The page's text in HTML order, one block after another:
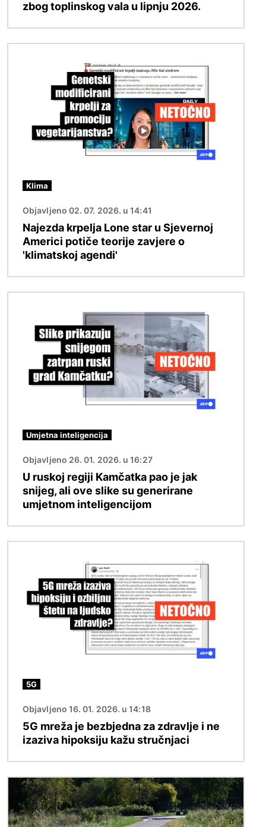
zbog toplinskog vala u lipnju 2026.
Klima
Objavljeno 02. 07. 2026. u 14:41
Najezda krpelja Lone star u Sjevernoj
Americi potiče teorije zavjere o
'klimatskoj agendi'
Umjetna inteligencija
Objavljeno 26. 01. 2026. u 16:27
U ruskoj regiji Kamčatka pao je jak
snijeg, ali ove slike su generirane
umjetnom inteligencijom
5G
Objavljeno 16. 01. 2026. u 14:18
5G mreža je bezbjedna za zdravlje i ne
izaziva hipoksiju kažu stručnjaci
Slika